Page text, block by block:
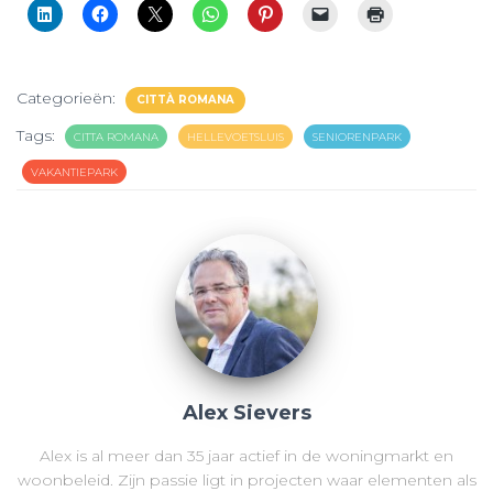
Categorieën: CITTÀ ROMANA
Tags: CITTA ROMANA HELLEVOETSLUIS SENIORENPARK
VAKANTIEPARK
Alex Sievers
Alex is al meer dan 35 jaar actief in de woningmarkt en
woonbeleid. Zijn passie ligt in projecten waar elementen als